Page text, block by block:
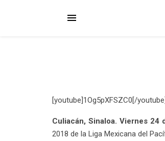
[youtube]1Og5pXFSZC0[/youtube]
Culiacán, Sinaloa. Viernes 24
2018 de la Liga Mexicana del